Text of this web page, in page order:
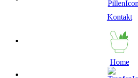
Kontakt
Home